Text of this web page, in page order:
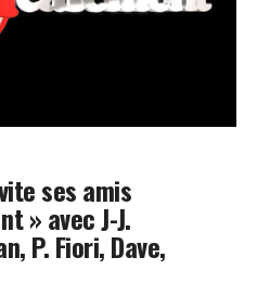
ses amis
» avec J-J.
P. Fiori, Dave,